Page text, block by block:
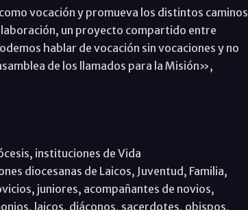
vocación y promueva los distintos caminos
un proyecto compartido entre
hablar de vocación sin vocaciones y no
de los llamados para la Misión»,
instituciones de Vida
diocesanas de Laicos, Juventud, Familia,
juniores, acompañantes de novios,
laicos, diáconos, sacerdotes, obispos,